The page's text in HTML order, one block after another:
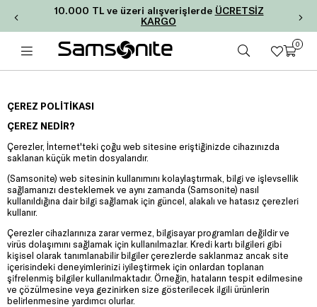
10.000 TL ve üzeri alışverişlerde ÜCRETSİZ
KARGO
0
ÇEREZ POLİTİKASI
ÇEREZ NEDİR?
Çerezler, İnternet'teki çoğu web sitesine eriştiğinizde cihazınızda
saklanan küçük metin dosyalarıdır.
(Samsonite) web sitesinin kullanımını kolaylaştırmak, bilgi ve işlevsellik
sağlamanızı desteklemek ve aynı zamanda (Samsonite) nasıl
kullanıldığına dair bilgi sağlamak için güncel, alakalı ve hatasız çerezleri
kullanır.
Çerezler cihazlarınıza zarar vermez, bilgisayar programları değildir ve
virüs dolaşımını sağlamak için kullanılmazlar. Kredi kartı bilgileri gibi
kişisel olarak tanımlanabilir bilgiler çerezlerde saklanmaz ancak site
içerisindeki deneyimlerinizi iyileştirmek için onlardan toplanan
şifrelenmiş bilgiler kullanılmaktadır. Örneğin, hataların tespit edilmesine
ve çözülmesine veya gezinirken size gösterilecek ilgili ürünlerin
belirlenmesine yardımcı olurlar.